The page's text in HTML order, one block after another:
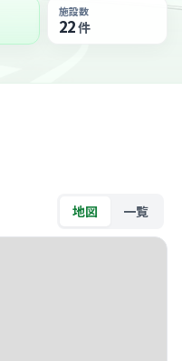
施設数
22件
地図 一覧